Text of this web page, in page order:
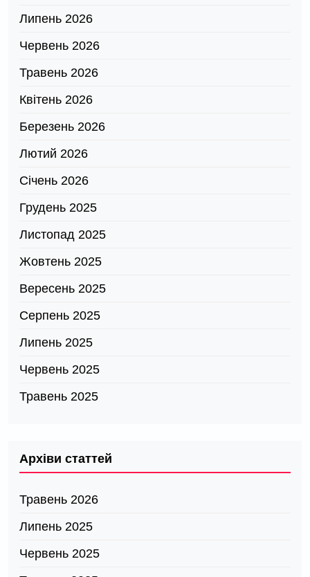
Липень 2026
Червень 2026
Травень 2026
Квітень 2026
Березень 2026
Лютий 2026
Січень 2026
Грудень 2025
Листопад 2025
Жовтень 2025
Вересень 2025
Серпень 2025
Липень 2025
Червень 2025
Травень 2025
Архіви статтей
Травень 2026
Липень 2025
Червень 2025